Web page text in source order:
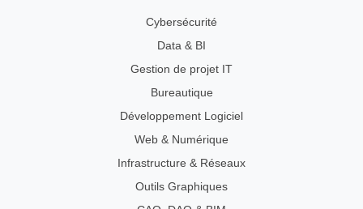
Cybersécurité
Data & BI
Gestion de projet IT
Bureautique
Développement Logiciel
Web & Numérique
Infrastructure & Réseaux
Outils Graphiques